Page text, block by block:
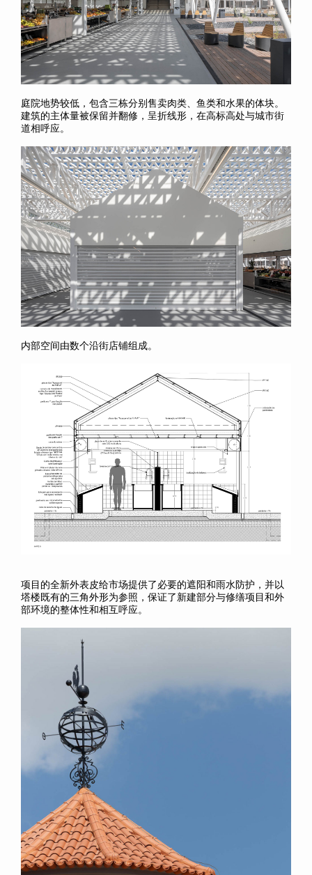
庭院地势较低，包含三栋分别售卖肉类、鱼类和水果的体块。
建筑的主体量被保留并翻修，呈折线形，在高标高处与城市街
道相呼应。
内部空间由数个沿街店铺组成。
项目的全新外表皮给市场提供了必要的遮阳和雨水防护，并以
塔楼既有的三角外形为参照，保证了新建部分与修缮项目和外
部环境的整体性和相互呼应。